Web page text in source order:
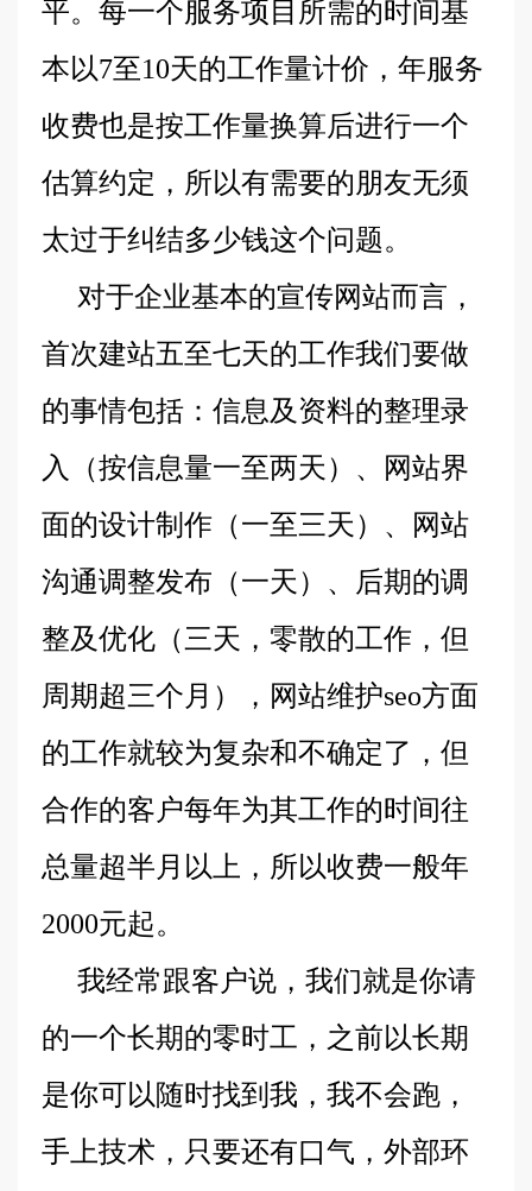
平。每一个服务项目所需的时间基
本以7至10天的工作量计价，年服务
收费也是按工作量换算后进行一个
估算约定，所以有需要的朋友无须
太过于纠结多少钱这个问题。
对于企业基本的宣传网站而言，
首次建站五至七天的工作我们要做
的事情包括：信息及资料的整理录
入（按信息量一至两天）、网站界
面的设计制作（一至三天）、网站
沟通调整发布（一天）、后期的调
整及优化（三天，零散的工作，但
周期超三个月），网站维护seo方面
的工作就较为复杂和不确定了，但
合作的客户每年为其工作的时间往
总量超半月以上，所以收费一般年
2000元起。
我经常跟客户说，我们就是你请
的一个长期的零时工，之前以长期
是你可以随时找到我，我不会跑，
手上技术，只要还有口气，外部环